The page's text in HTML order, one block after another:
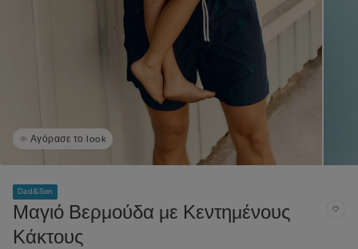
Αγόρασε το look
Dad&Son
Μαγιό Βερμούδα με Κεντημένους
Κάκτους